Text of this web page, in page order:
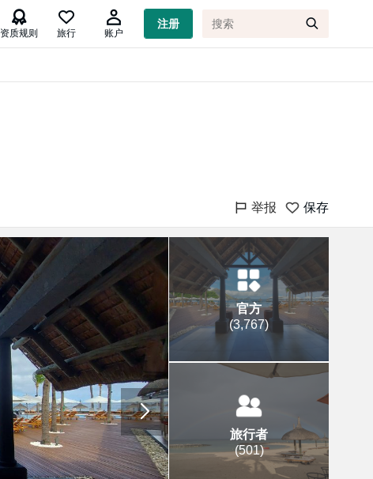

资质规则 旅行 账户
注册
举报 保存
官方
(3,767)
旅行者
(501)